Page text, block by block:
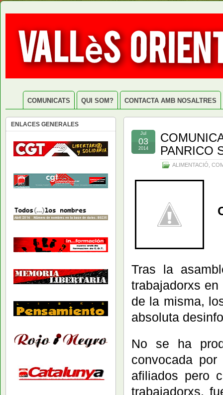
COMUNICATS QUI SOM? CONTACTA AMB NOSALTRES
PANRICO
ALIMENTACIÓ
Jul
03
2014
Tras la
trabajadorxs
de la misma,
absoluta
No se ha
convocada
afiliados pero
trabajadorxs,
ENLACES GENERALES